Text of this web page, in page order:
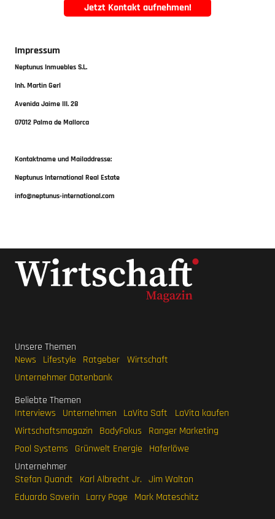
Jetzt Kontakt aufnehmen!
Impressum
Neptunus Inmuebles S.L.
Inh. Martin Gerl
Avenida Jaime III. 28
07012 Palma de Mallorca
Kontaktname und Mailaddresse:
Neptunus International Real Estate
info@neptunus-international.com
Unsere Themen
News
Lifestyle Ratgeber Wirtschaft
Unternehmer Datenbank
Beliebte Themen
Interviews
Unternehmen LaVita Saft
LaVita kaufen
Wirtschaftsmagazin
BodyFokus
Ranger Marketing
Pool Systems
Grünwelt Energie
Haferlöwe
Unternehmer
Stefan Quandt
Karl Albrecht Jr. Jim Walton
Eduardo Saverin
Larry Page Mark Mateschitz